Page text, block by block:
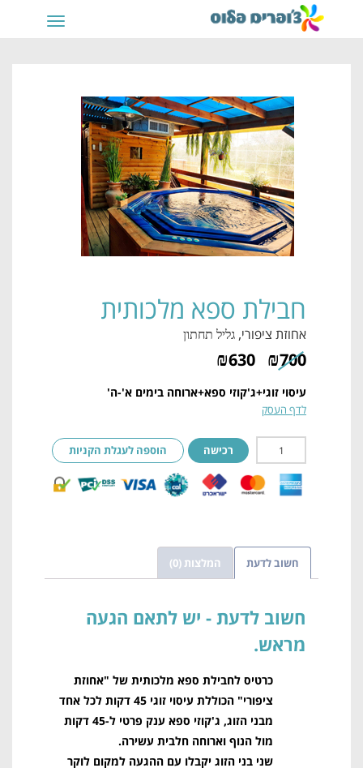
תפריט
חבילת ספא מלכותית
אחוזת ציפורי, גליל תחתון
₪700
₪630
עיסוי זוגי+ג'קוזי ספא+ארוחה בימים א'-ה'
לדף העסק
רכישה הוספה לעגלת הקניות
חשוב לדעת המלצות (0)
חשוב לדעת
כרטיס לחבילת ספא מלכותית של "אחוזת
ציפורי" הכוללת עיסוי זוגי 45 דקות לכל אחד
מבני הזוג, ג'קוזי ספא ענק פרטי ל-45 דקות
מול הנוף וארוחה חלבית עשירה.
שני בני הזוג יקבלו עם ההגעה למקום לוקר